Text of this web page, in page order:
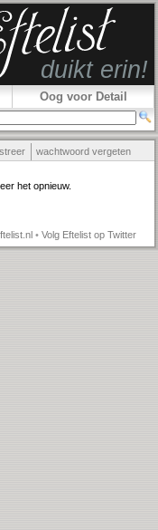
Oog voor Detail
wachtwoord vergeten
het opnieuw.
• Volg Eftelist op Twitter